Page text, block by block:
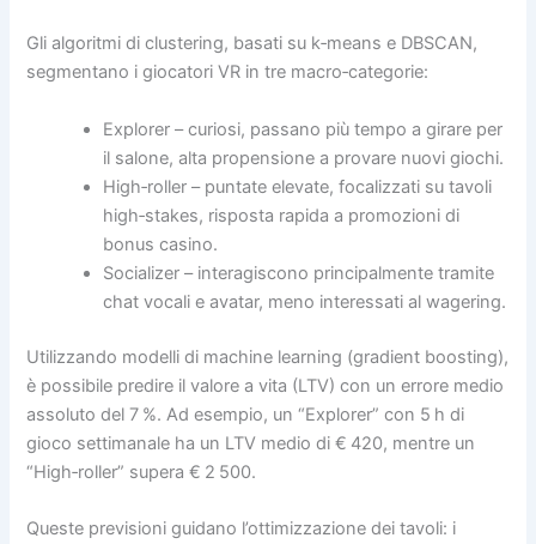
Gli algoritmi di clustering, basati su k‑means e DBSCAN,
segmentano i giocatori VR in tre macro‑categorie:
Explorer – curiosi, passano più tempo a girare per
il salone, alta propensione a provare nuovi giochi.
High‑roller – puntate elevate, focalizzati su tavoli
high‑stakes, risposta rapida a promozioni di
bonus casino.
Socializer – interagiscono principalmente tramite
chat vocali e avatar, meno interessati al wagering.
Utilizzando modelli di machine learning (gradient boosting),
è possibile predire il valore a vita (LTV) con un errore medio
assoluto del 7 %. Ad esempio, un “Explorer” con 5 h di
gioco settimanale ha un LTV medio di € 420, mentre un
“High‑roller” supera € 2 500.
Queste previsioni guidano l’ottimizzazione dei tavoli: i